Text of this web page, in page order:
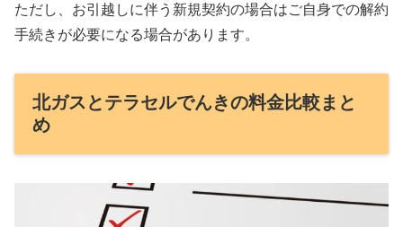
ただし、お引越しに伴う新規契約の場合はご自身での解約
手続きが必要になる場合があります。
北ガスとテラセルでんきの料金比較まと
め